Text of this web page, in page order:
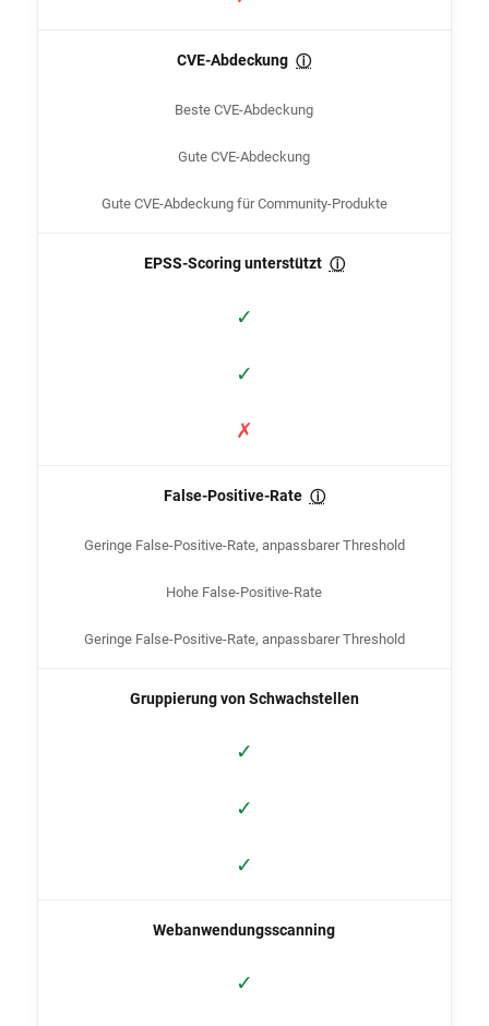
CVE-Abdeckung ⓘ
Beste CVE-Abdeckung
Gute CVE-Abdeckung
Gute CVE-Abdeckung für Community-Produkte
EPSS-Scoring unterstützt ⓘ
✓
✓
✗
False-Positive-Rate ⓘ
Geringe False-Positive-Rate, anpassbarer Threshold
Hohe False-Positive-Rate
Geringe False-Positive-Rate, anpassbarer Threshold
Gruppierung von Schwachstellen
✓
✓
✓
Webanwendungsscanning
✓